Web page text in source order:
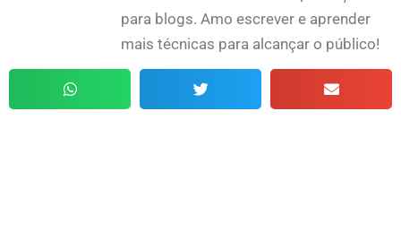
para blogs. Amo escrever e aprender
mais técnicas para alcançar o público!